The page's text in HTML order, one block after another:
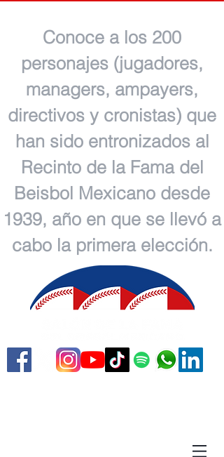
Conoce a los 200
personajes (jugadores,
managers, ampayers,
directivos y cronistas) que
han sido entronizados al
Recinto de la Fama del
Beisbol Mexicano desde
1939, año en que se llevó a
cabo la primera elección.